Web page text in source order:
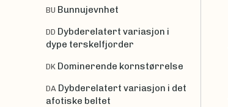
BU Bunnujevnhet
DD Dybderelatert variasjon i
dype terskelfjorder
DK Dominerende kornstørrelse
DA Dybderelatert variasjon i det
afotiske beltet